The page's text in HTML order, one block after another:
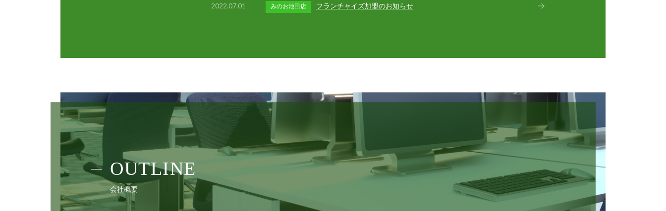
2022.07.01 みのお池田店 フランチャイズ加盟のお知らせ
OUTLINE
会社概要